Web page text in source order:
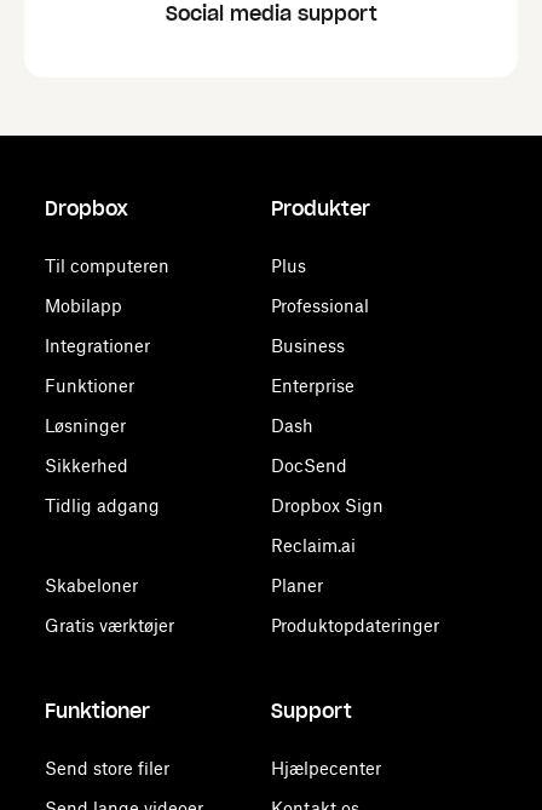
Social media support
Dropbox
Til computeren
Mobilapp
Integrationer
Funktioner
Løsninger
Sikkerhed
Tidlig adgang
Skabeloner
Gratis værktøjer
Produkter
Plus
Professional
Business
Enterprise
Dash
DocSend
Dropbox Sign
Reclaim.ai
Planer
Produktopdateringer
Funktioner
Send store filer
Support
Hjælpecenter